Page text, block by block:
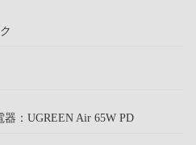
：UGREEN Air 65W PD